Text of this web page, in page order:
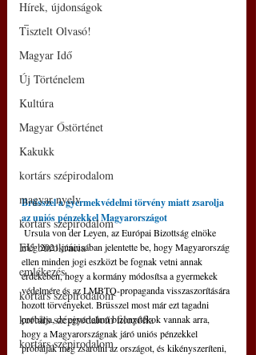
Hírek, újdonságok
Tisztelt Olvasó!
Magyar Idő
Új Történelem
Kultúra
Magyar Őstörténet
Kakukk
kortárs szépirodalom
magyar nyelv
kortárs szépirodalom
EU bürokrácia
emlékezés
kortárs szépirodalom
kortárs szépirodalom filozófia
kortárs szépirodalom
–
Brüsszel a gyermekvédelmi törvény miatt zsarolja
az uniós pénzekkel Magyarországot
még 2021 júniusában jelentette be, hogy Magyarország
ellen minden jogi eszközt be fognak vetni annak
érdekében, hogy a kormány módosítsa a gyermekek
védelmére és az LMBTQ-propaganda visszaszorítására
hozott törvényeket. Brüsszel most már ezt tagadni
próbálja, de egyértelmű bizonyítékok vannak arra,
hogy a Magyarországnak járó uniós pénzekkel
próbálják meg zsarolni az országot, és kikényszeríteni,